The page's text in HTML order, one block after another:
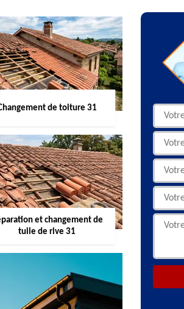
de toiture 31
et changement de
tuile de rive 31